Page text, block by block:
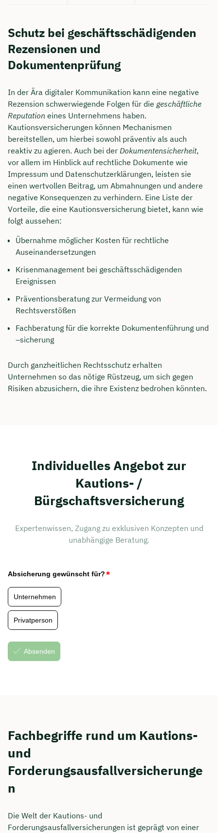
Schutz bei geschäftsschädigenden
Rezensionen und
Dokumentenprüfung
In der Ära digitaler Kommunikation kann eine negative
Rezension schwerwiegende Folgen für die geschäftliche
Reputation eines Unternehmens haben.
Kautionsversicherungen können Mechanismen
bereitstellen, um hierbei sowohl präventiv als auch
reaktiv zu agieren. Auch bei der Dokumentensicherheit,
vor allem im Hinblick auf rechtliche Dokumente wie
Impressum und Datenschutzerklärungen, leisten sie
einen wertvollen Beitrag, um Abmahnungen und andere
negative Konsequenzen zu verhindern. Eine Liste der
Vorteile, die eine Kautionsversicherung bietet, kann wie
folgt aussehen:
Übernahme möglicher Kosten für rechtliche
Auseinandersetzungen
Krisenmanagement bei geschäftsschädigenden
Ereignissen
Präventionsberatung zur Vermeidung von
Rechtsverstößen
Fachberatung für die korrekte Dokumentenführung und
–sicherung
Durch ganzheitlichen Rechtsschutz erhalten
Unternehmen so das nötige Rüstzeug, um sich gegen
Risiken abzusichern, die ihre Existenz bedrohen könnten.
Individuelles Angebot zur
Kautions- /
Bürgschaftsversicherung
Expertenwissen, Zugang zu exklusiven Konzepten und
unabhängige Beratung.
Fachbegriffe rund um Kautions-
und
Forderungsausfallversicherunge
n
Die Welt der Kautions- und
Forderungsausfallversicherungen ist geprägt von einer